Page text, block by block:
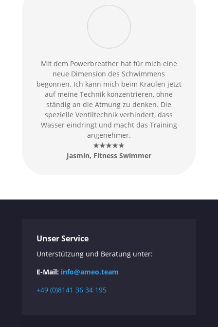
Mit dem Powerbreather hat für mich eine
neue Dimension des Schwimmens
begonnen. Ich kann mich beim Kraulen jetzt
auf meine Technik konzentrieren, ohne
ständig an die Atmung zu denken. Die
spezielle Ventiltechnik verhindert, dass
Wasser eindringt und macht das Training
angenehmer.
★★★★★
Jasmin, Fitness Swimmer
Unser Service
Unterstützung und Beratung unter:
E-Mail: info@ameo.team
+49 (0)8141 36 34 195